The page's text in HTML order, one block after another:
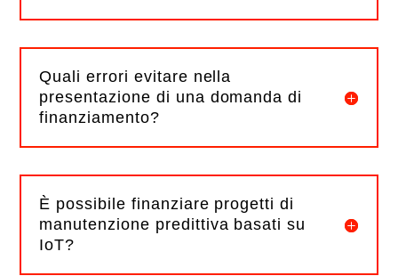
Quali errori evitare nella
presentazione di una domanda di
finanziamento?
È possibile finanziare progetti di
manutenzione predittiva basati su
IoT?